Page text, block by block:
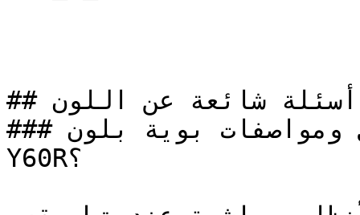
## أسئلة شائعة عن اللون
### ما هي تفاصيل ومواصفات بوية بلون NCS S 5030-
Y60R؟